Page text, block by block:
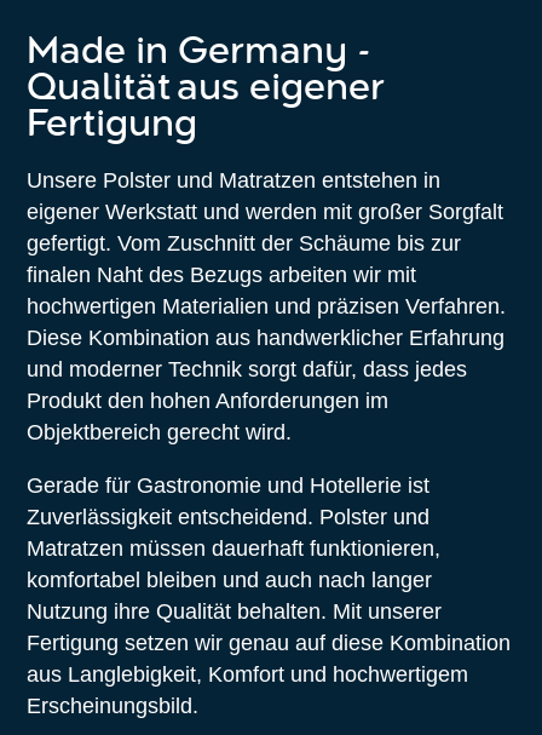
Made in Germany -
Qualität aus eigener
Fertigung
Unsere Polster und Matratzen entstehen in
eigener Werkstatt und werden mit großer Sorgfalt
gefertigt. Vom Zuschnitt der Schäume bis zur
finalen Naht des Bezugs arbeiten wir mit
hochwertigen Materialien und präzisen Verfahren.
Diese Kombination aus handwerklicher Erfahrung
und moderner Technik sorgt dafür, dass jedes
Produkt den hohen Anforderungen im
Objektbereich gerecht wird.
Gerade für Gastronomie und Hotellerie ist
Zuverlässigkeit entscheidend. Polster und
Matratzen müssen dauerhaft funktionieren,
komfortabel bleiben und auch nach langer
Nutzung ihre Qualität behalten. Mit unserer
Fertigung setzen wir genau auf diese Kombination
aus Langlebigkeit, Komfort und hochwertigem
Erscheinungsbild.